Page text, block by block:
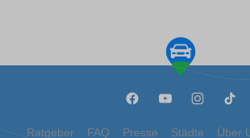
Ratgeber FAQ Presse Städte Über